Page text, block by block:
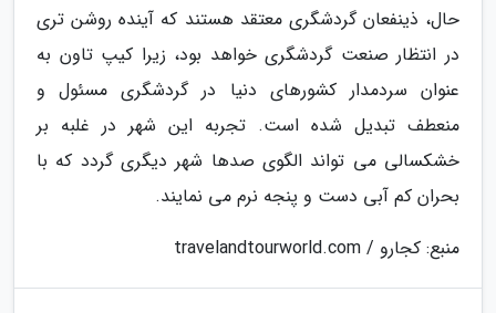
حال، ذینفعان گردشگری معتقد هستند که آینده روشن تری
در انتظار صنعت گردشگری خواهد بود، زیرا کیپ تاون به
عنوان سردمدار کشورهای دنیا در گردشگری مسئول و
منعطف تبدیل شده است. تجربه این شهر در غلبه بر
خشکسالی می تواند الگوی صدها شهر دیگری گردد که با
بحران کم آبی دست و پنجه نرم می نمایند.
منبع: کجارو / travelandtourworld.com